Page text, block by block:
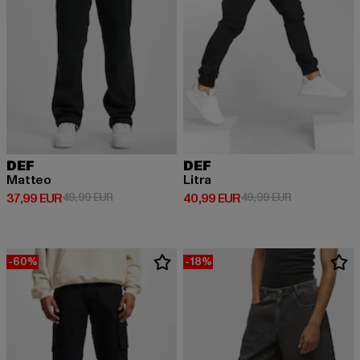
DEF
Matteo
37,99 EUR
Derzeitiger Preis: 37,99 EUR
49,99 EURAktionspreis: 49,99 EUR
DEF
Litra
40,99 EUR
Derzeitiger Preis: 40,99 EUR
49,99 EURAktionspreis:
-60% -18%